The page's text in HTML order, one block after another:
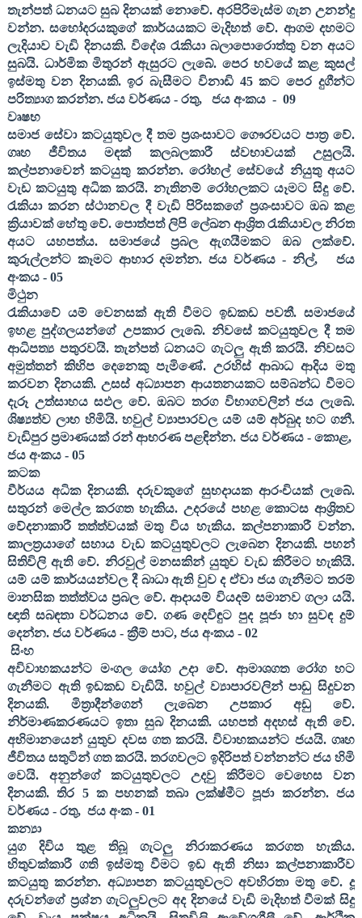
තැන්පත් ධනයට සුබ දිනයක් නොවේ. අරපිරිමැස්ම ගැන උනන්දු
වන්න. සහෝදරයකුගේ කාර්යයකට මැදිහත් වේ. ආගම දහමට
ලැදියාව වැඩි දිනයකි. විදේශ රැකියා බලාපොරොත්තු වන අයට
සුබයි. ධාර්මික මිතුරන් ඇසුරට ලැබේ. පෙර භවයේ කළ කුසල්
ඉස්මතු වන දිනයකි. ඉර බැසීමට විනාඩි 45කට පෙර දුගීන්ට
පරිත්‍යාග කරන්න. ජය වර්ණය - රතු, ජය අංකය - 09
වෘෂභ
සමාජ සේවා කටයුතුවල දී තම ප්‍රශංසාවට ගෞරවයට පාත්‍ර වේ.
ගෘහ ජීවිතය මඳක් කලබලකාරී ස්වභාවයක් උසුලයි.
කල්පනාවෙන් කටයුතු කරන්න. රෝහල් සේවයේ නියුතු අයට
වැඩ කටයුතු අධික කරයි. නැතිනම් රෝහලකට යෑමට සිදු වේ.
රැකියා කරන ස්ථානවල දී වැඩි පිරිසකගේ ප්‍රශංසාවට ඔබ කළ
ක්‍රියාවක් හේතු වේ. පොත්පත් ලිපි ලේඛන ආශ්‍රිත රැකියාවල නිරත
අයට යහපත්ය. සමාජයේ ප්‍රබල ඇගයීමකට ඔබ ලක්වේ.
කුරුල්ලන්ට කෑමට ආහාර දමන්න. ජය වර්ණය - නිල්,
ජය
අංකය - 05
මිථුන
රැකියාවේ යම් වෙනසක් ඇති වීමට ඉඩකඩ පවතී. සමාජයේ
ඉහළ පුද්ගලයන්ගේ උපකාර ලැබේ. නිවසේ කටයුතුවල දී තම
ආධිපත්‍ය පතුරවයි. තැන්පත් ධනයට ගැටලු ඇති කරයි. නිවසට
අමුත්තන් කිහිප දෙනෙකු පැමිණේ. උරහිස් ආබාධ ආදිය මතු
කරවන දිනයකි. උසස් අධ්‍යාපන ආයතනයකට සම්බන්ධ වීමට
දැරූ උත්සාහය සඵල වේ. ඔබට තරග විභාගවලින් ජය ලැබේ.
ශිෂ්‍යත්ව ලාභ හිමියි. හවුල් ව්‍යාපාරවල යම් යම් අර්බුද හට ගනී.
වැඩිපුර ප්‍රමාණයක් රන් ආභරණ පළඳින්න. ජය වර්ණය - කොළ,
ජය අංකය - 05
කටක
වීර්යය අධික දිනයකි. දරුවකුගේ සුභදායක ආරංචියක් ලැබේ.
සතුරන් මෙල්ල කරගත හැකිය. උදරයේ පහළ කොටස ආශ්‍රිතව
වේදනාකාරී තත්ත්වයක් මතු විය හැකිය. කල්පනාකාරී වන්න.
කාලත්‍රයාගේ සහාය වැඩ කටයුතුවලට ලැබෙන දිනයකි. පහන්
සිතිවිලි ඇති වේ. නිරවුල් මනසකින් යුතුව වැඩ කිරීමට හැකියි.
යම් යම් කාර්යයන්වල දී බාධා ඇති වුව ද ඒවා ජය ගැනීමට තරම්
මානසික තත්ත්වය ප්‍රබල වේ. ආදායම් වියදම් සමානව ගලා යයි.
ඥාති සබඳතා වර්ධනය වේ. ගණ දෙවිඳුට පුද පූජා හා සුවඳ දුම්
දෙන්න. ජය වර්ණය - ක්‍රීම් පාට, ජය අංකය - 02
සිංහ
අවිවාහකයන්ට මංගල යෝග උදා වේ. ආමාශගත රෝග හට
ගැනීමට ඇති ඉඩකඩ වැඩියි. හවුල් ව්‍යාපාරවලින් පාඩු සිදුවන
දිනයකි. මිත්‍රාදීන්ගෙන් ලැබෙන උපකාර අඩු වේ.
නිර්මාණකරණයට ඉතා සුබ දිනයකි. යහපත් අදහස් ඇති වේ.
අභිමානයෙන් යුතුව දවස ගත කරයි. විවාහකයන්ට ජය‍යි. ගෘහ
ජීවිතය සතුටින් ගත කරයි. තරගවලට ඉදිරිපත් වන්නන්ට ජය හිමි
වෙයි. අනුන්ගේ කටයුතුවලට උදවු කිරීමට වෙහෙස වන
දිනයකි. තිර 5ක පහනක් තබා ලක්ෂ්මීට පූජා කරන්න. ජය
වර්ණය - රතු, ජය අංක - 01
කන්‍යා
යුග දිවිය තුළ තිබූ ගැටලු නිරාකරණය කරගත හැකිය.
හිතුවක්කාරී ගති ඉස්මතු වීමට ඉඩ ඇති නිසා කල්පනාකාරීව
කටයුතු කරන්න. අධ්‍යාපන කටයුතුවලට අවහිරතා මතු වේ. දූ
දරුවන්ගේ ප්‍රශ්න ගැටලුවලට අද දිනයේ වැඩි මැදිහත් වීමක් සිදු